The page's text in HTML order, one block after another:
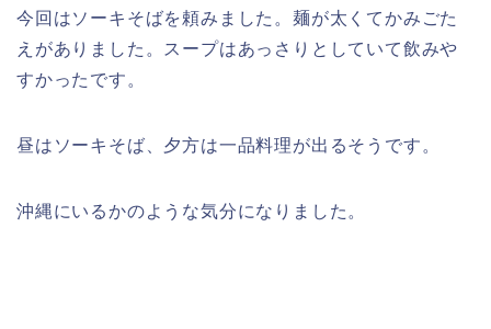
今回はソーキそばを頼みました。麺が太くてかみごた
えがありました。スープはあっさりとしていて飲みや
すかったです。
昼はソーキそば、夕方は一品料理が出るそうです。
沖縄にいるかのような気分になりました。